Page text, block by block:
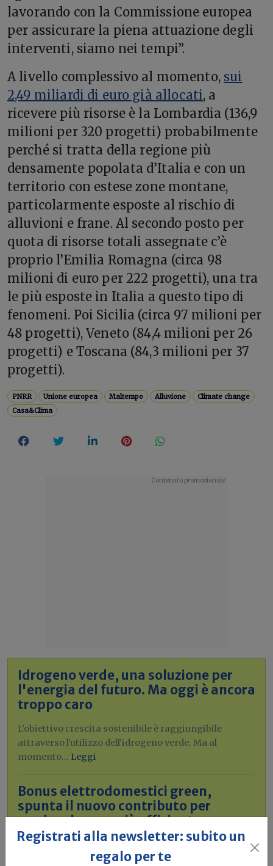
lavorando con la Commissione europea
per assicurare la piena attuazione degli
interventi, siamo nei tempi”.
A livello complessivo al momento, sui
2,49 miliardi di euro già allocati, a
ricevere più risorse è la Lombardia (136,9
milioni per 320 progetti) probabilmente
perché si tratta della regione più
densamente popolata d’Italia e con un
territorio con estese zone montane,
particolarmente esposte al rischio di
alluvioni e frane. Al secondo posto per
quota di risorse totali assegnate c’è
proprio l’Emilia Romagna (circa 98
milioni di euro per 222 progetti), una tra
le più esposte in Italia a questo tipo di
fenomeni. Poi Sicilia (circa 97 milioni per
48 progetti), Veneto (84,4 milioni per 26
progetti) e Toscana (84,3 milioni per 37
progetti).
PNRR Unione europea Maltempo Alluvione
Climate change
Casa&Clima
Idrogeno verde, una soluzione per
l'energia del futuro. Ma oggi è ancora
troppo caro
L'obiettivo crescita sostenibile è raggiungibile
attraverso l'utilizzo dell'idrogeno verde. Ma al
momento... Leggi
Bonus elettrodomestici green,
spunta il nuovo contributo per
rendere la casa più efficiente
Il governo ha allo studio l'introduzione di un nuovo
bonus elettrodomestici, che...Leggi
Registrati alla newsletter: subito un
regalo per te